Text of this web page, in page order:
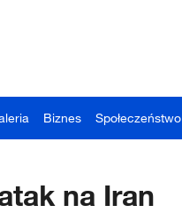
Biznes Społeczeństwo
na Iran